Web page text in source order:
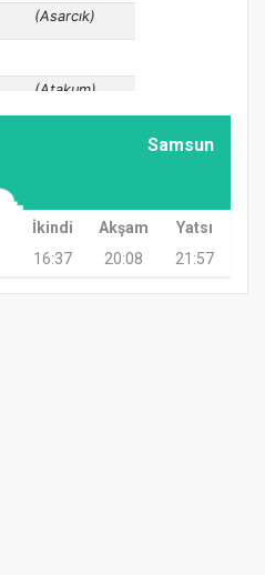
Samsun
İkindi Akşam
Yatsı
16:37 20:08 21:57